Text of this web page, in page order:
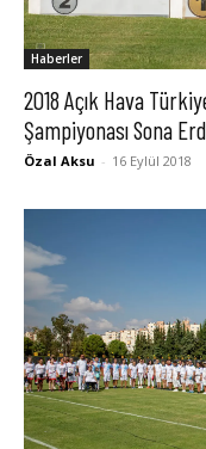
Haberler
2018 Açık Hava
Şampiyonası Sona
Özal Aksu - 16 Eylül 2018